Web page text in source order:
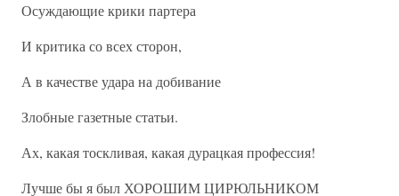
Осуждающие крики партера
И критика со всех сторон,
А в качестве удара на добивание
Злобные газетные статьи.
Ах, какая тоскливая, какая дурацкая профессия!
Лучше бы я был ХОРОШИМ ЦИРЮЛЬНИКОМ